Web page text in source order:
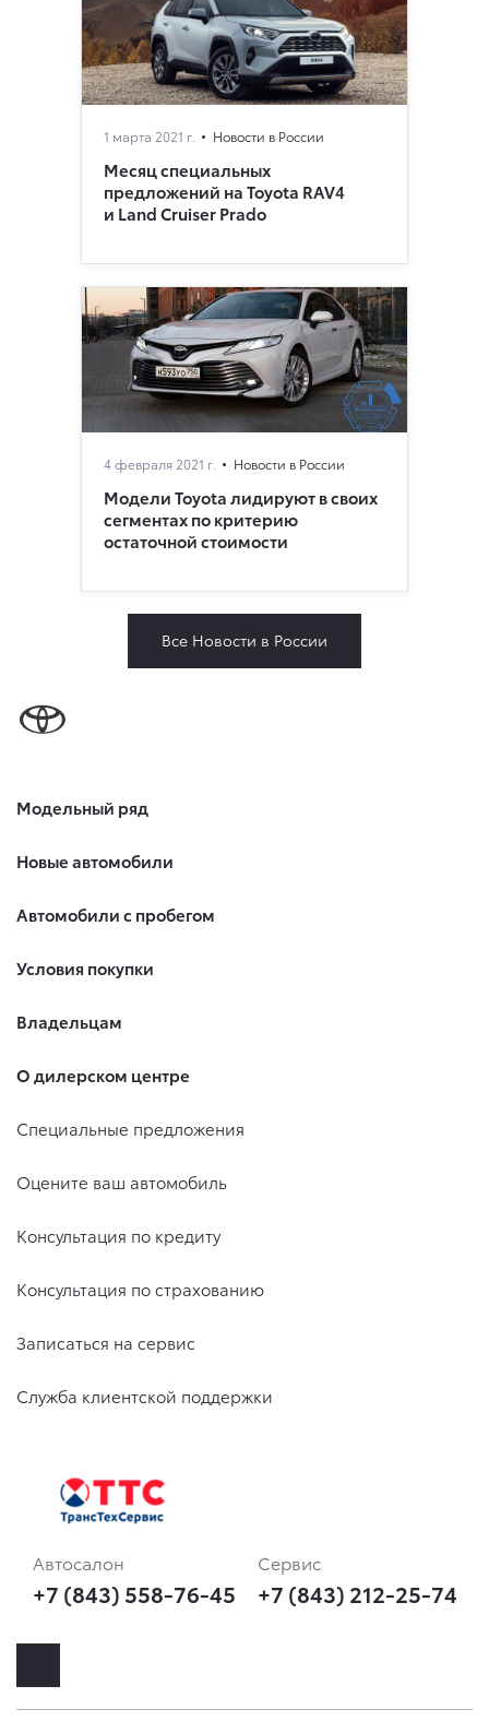
1 марта 2021 г. Новости в России
Месяц специальных
предложений на Toyota RAV4
и Land Cruiser Prado
4 февраля 2021 г. Новости в России
Модели Toyota лидируют в своих
сегментах по критерию
остаточной стоимости
Все Новости в России
Модельный ряд
Новые автомобили
Автомобили с пробегом
Условия покупки
Владельцам
О дилерском центре
Специальные предложения
Оцените ваш автомобиль
Консультация по кредиту
Консультация по страхованию
Записаться на сервис
Служба клиентской поддержки
Автосалон
+7 (843) 558-76-45
Сервис
+7 (843) 212-25-74